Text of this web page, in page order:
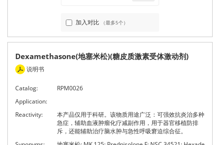
加入对比 （最多5个）
Dexamethasone(地塞米松)(糖皮质激素受体激动剂)
说明书
Catalog:
RPM0026
Application:
Reactivity:
本产品仅用于科研。该物质用途广泛：可强效抗炎治多种
急症，辅助血液肿瘤化疗减副作用，用于器官移植防排
斥，还能辅助治疗脑水肿与急性呼吸窘迫综合征。